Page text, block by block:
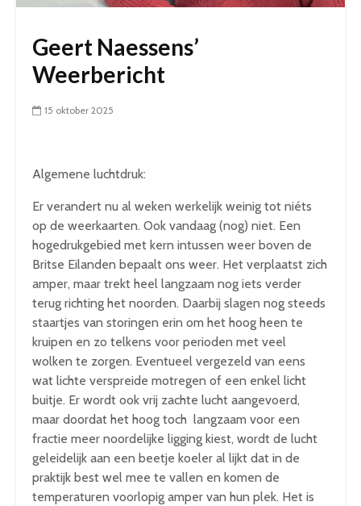
Geert Naessens’
Weerbericht
15 oktober 2025
Algemene luchtdruk:
Er verandert nu al weken werkelijk weinig tot niéts
op de weerkaarten. Ook vandaag (nog) niet. Een
hogedrukgebied met kern intussen weer boven de
Britse Eilanden bepaalt ons weer. Het verplaatst zich
amper, maar trekt heel langzaam nog iets verder
terug richting het noorden. Daarbij slagen nog steeds
staartjes van storingen erin om het hoog heen te
kruipen en zo telkens voor perioden met veel
wolken te zorgen. Eventueel vergezeld van eens
wat lichte verspreide motregen of een enkel licht
buitje. Er wordt ook vrij zachte lucht aangevoerd,
maar doordat het hoog toch langzaam voor een
fractie meer noordelijke ligging kiest, wordt de lucht
geleidelijk aan een beetje koeler al lijkt dat in de
praktijk best wel mee te vallen en komen de
temperaturen voorlopig amper van hun plek. Het is